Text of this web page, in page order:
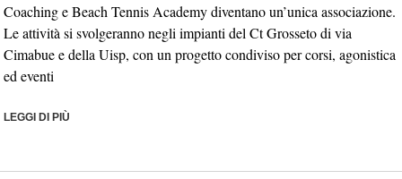
Coaching e Beach Tennis Academy diventano un’unica associazione.
Le attività si svolgeranno negli impianti del Ct Grosseto di via
Cimabue e della Uisp, con un progetto condiviso per corsi, agonistica
ed eventi
LEGGI DI PIÙ